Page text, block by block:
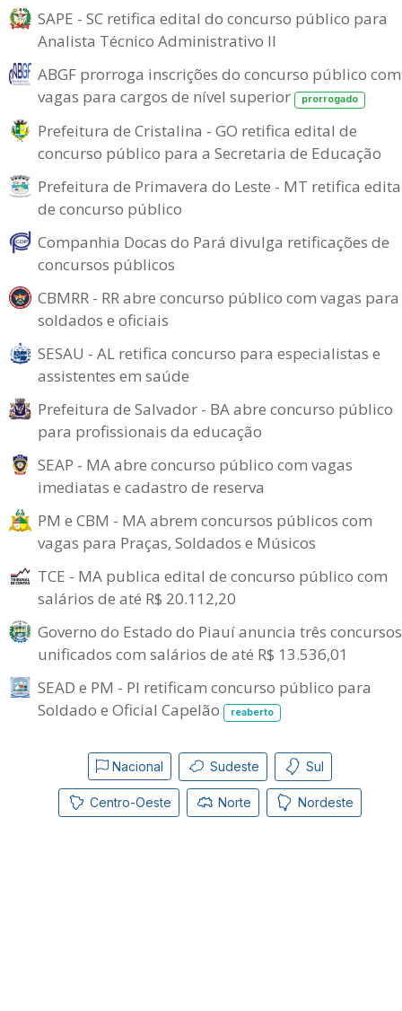
SAPE - SC retifica edital do concurso público para
Analista Técnico Administrativo II
ABGF prorroga inscrições do concurso público com
vagas para cargos de nível superior
prorrogado
Prefeitura de Cristalina - GO retifica edital de
concurso público para a Secretaria de Educação
Prefeitura de Primavera do Leste - MT retifica
de concurso público
Companhia Docas do Pará divulga retificações de
concursos públicos
CBMRR - RR abre concurso público com vagas para
soldados e oficiais
SESAU - AL retifica concurso para especialistas e
assistentes em saúde
Prefeitura de Salvador - BA abre concurso público
para profissionais da educação
SEAP - MA abre concurso público com vagas
imediatas e cadastro de reserva
PM e CBM - MA abrem concursos públicos com
vagas para Praças, Soldados e Músicos
TCE - MA publica edital de concurso público com
salários de até R$ 20.112,20
Governo do Estado do Piauí anuncia três concursos
unificados com salários de até R$ 13.536,01
SEAD e PM - PI retificam concurso público para
Soldado e Oficial Capelão
reaberto
Nacional Sudeste Sul
Centro-Oeste Norte Nordeste